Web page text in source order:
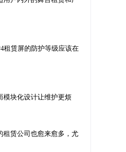
赁屏的防护等级应该在
块化设计让维护更烦
赁公司也愈来愈多，尤